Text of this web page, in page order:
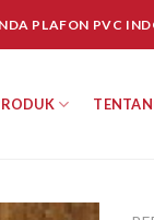
PLAFON PVC